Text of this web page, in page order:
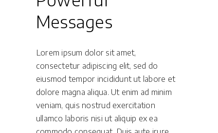
Messages
Lorem ipsum dolor sit amet,
consectetur adipiscing elit, sed do
eiusmod tempor incididunt ut labore et
dolore magna aliqua. Ut enim ad minim
veniam, quis nostrud exercitation
ullamco laboris nisi ut aliquip ex ea